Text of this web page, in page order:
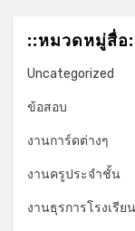
::หมวดหมู่สื่อ
Uncategorized
ข้อสอบ
งานการ์ดต่างๆ
งานครูประจำชั้น
งานธุรการโรงเรียน